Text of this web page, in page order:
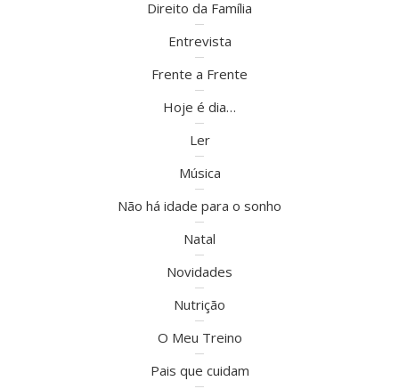
Direito da Família
Entrevista
Frente a Frente
Hoje é dia…
Ler
Música
Não há idade para o sonho
Natal
Novidades
Nutrição
O Meu Treino
Pais que cuidam